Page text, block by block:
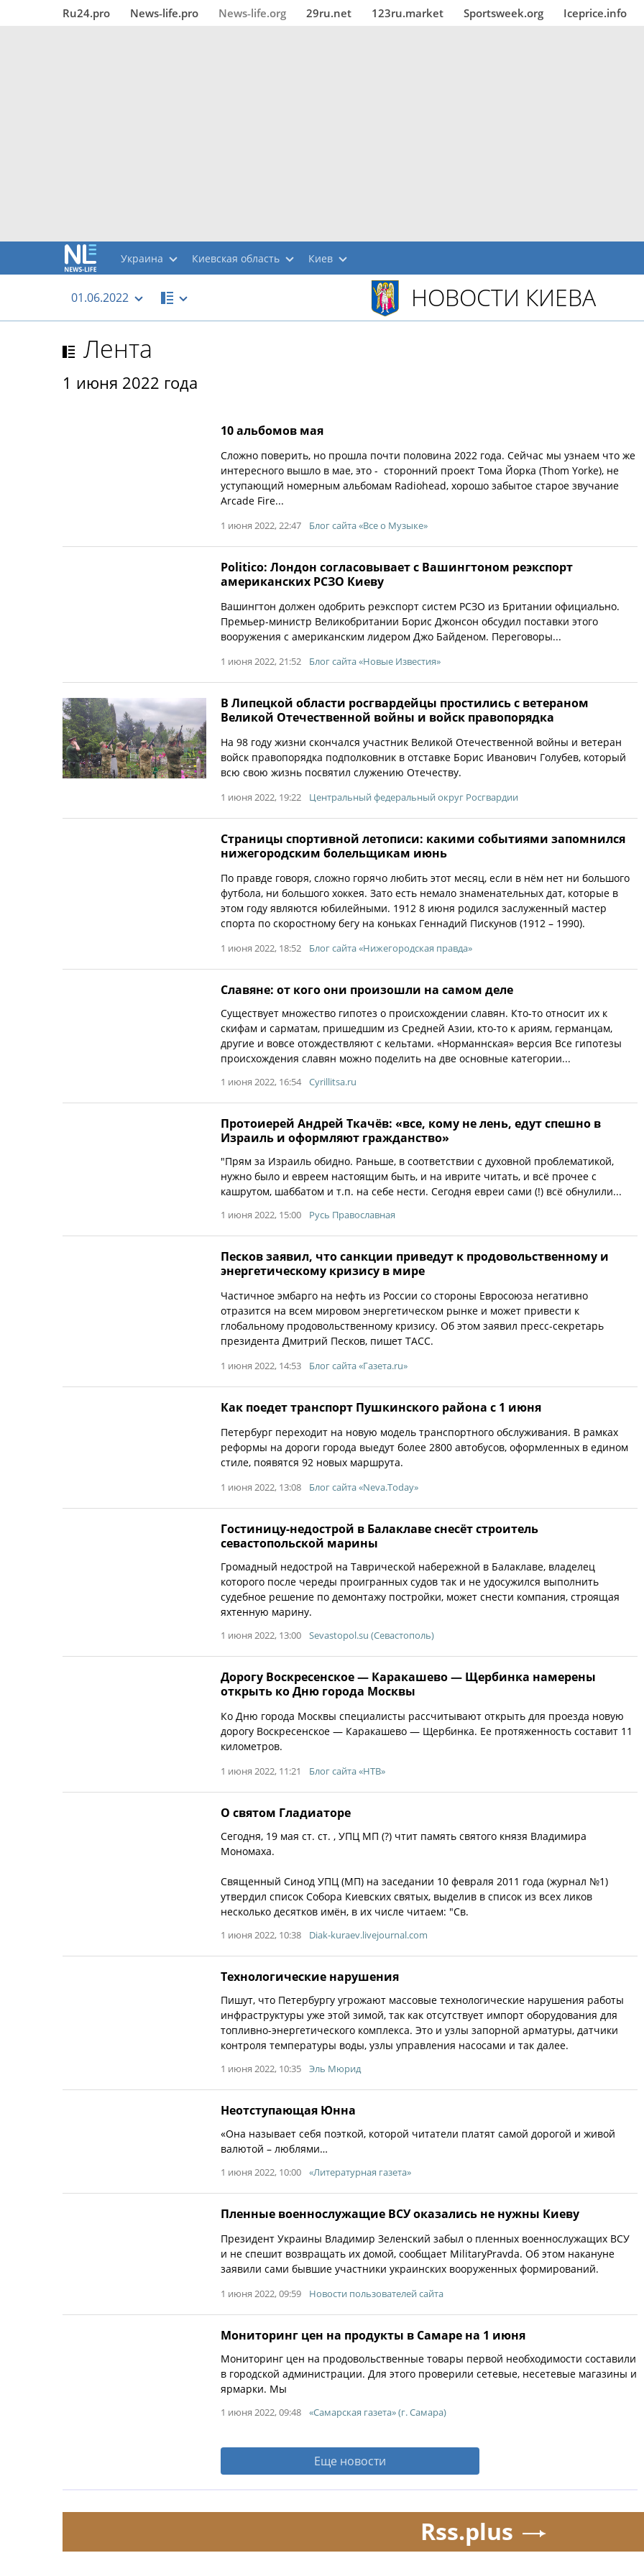
Ru24.pro News‑life.pro News‑life.org 29ru.net 123ru.market Sportsweek.org Iceprice.info
Украина Киевская область Киев
01.06.2022 НОВОСТИ КИЕВА
Лента
1 июня 2022 года
10 альбомов мая
Сложно поверить, но прошла почти половина 2022 года. Сейчас мы узнаем что же
интересного вышло в мае, это - сторонний проект Тома Йорка (Thom Yorke), не
уступающий номерным альбомам Radiohead, хорошо забытое старое звучание
Arcade Fire...
1 июня 2022, 22:47 Блог сайта «Все о Музыке»
Politico: Лондон согласовывает с Вашингтоном реэкспорт
американских РСЗО Киеву
Вашингтон должен одобрить реэкспорт систем РСЗО из Британии официально.
Премьер-министр Великобритании Борис Джонсон обсудил поставки этого
вооружения с американским лидером Джо Байденом. Переговоры...
1 июня 2022, 21:52 Блог сайта «Новые Известия»
В Липецкой области росгвардейцы простились с ветераном
Великой Отечественной войны и войск правопорядка
На 98 году жизни скончался участник Великой Отечественной войны и ветеран
войск правопорядка подполковник в отставке Борис Иванович Голубев, который
всю свою жизнь посвятил служению Отечеству.
1 июня 2022, 19:22 Центральный федеральный округ Росгвардии
Страницы спортивной летописи: какими событиями запомнился
нижегородским болельщикам июнь
По правде говоря, сложно горячо любить этот месяц, если в нём нет ни большого
футбола, ни большого хоккея. Зато есть немало знаменательных дат, которые в
этом году являются юбилейными. 1912 8 июня родился заслуженный мастер
спорта по скоростному бегу на коньках Геннадий Пискунов (1912 – 1990).
1 июня 2022, 18:52 Блог сайта «Нижегородская правда»
Славяне: от кого они произошли на самом деле
Существует множество гипотез о происхождении славян. Кто-то относит их к
скифам и сарматам, пришедшим из Средней Азии, кто-то к ариям, германцам,
другие и вовсе отождествляют с кельтами. «Норманнская» версия Все гипотезы
происхождения славян можно поделить на две основные категории...
1 июня 2022, 16:54 Cyrillitsa.ru
Протоиерей Андрей Ткачёв: «все, кому не лень, едут спешно в
Израиль и оформляют гражданство»
"Прям за Израиль обидно. Раньше, в соответствии с духовной проблематикой,
нужно было и евреем настоящим быть, и на иврите читать, и всё прочее с
кашрутом, шаббатом и т.п. на себе нести. Сегодня евреи сами (!) всё обнулили...
1 июня 2022, 15:00 Русь Православная
Песков заявил, что санкции приведут к продовольственному и
энергетическому кризису в мире
Частичное эмбарго на нефть из России со стороны Евросоюза негативно
отразится на всем мировом энергетическом рынке и может привести к
глобальному продовольственному кризису. Об этом заявил пресс-секретарь
президента Дмитрий Песков, пишет ТАСС.
1 июня 2022, 14:53 Блог сайта «Газета.ru»
Как поедет транспорт Пушкинского района с 1 июня
Петербург переходит на новую модель транспортного обслуживания. В рамках
реформы на дороги города выедут более 2800 автобусов, оформленных в едином
стиле, появятся 92 новых маршрута.
1 июня 2022, 13:08 Блог сайта «Neva.Today»
Гостиницу-недострой в Балаклаве снесёт строитель
севастопольской марины
Громадный недострой на Таврической набережной в Балаклаве, владелец
которого после череды проигранных судов так и не удосужился выполнить
судебное решение по демонтажу постройки, может снести компания, строящая
яхтенную марину.
1 июня 2022, 13:00 Sevastopol.su (Севастополь)
Дорогу Воскресенское — Каракашево — Щербинка намерены
открыть ко Дню города Москвы
Ко Дню города Москвы специалисты рассчитывают открыть для проезда новую
дорогу Воскресенское — Каракашево — Щербинка. Ее протяженность составит 11
километров.
1 июня 2022, 11:21 Блог сайта «НТВ»
О святом Гладиаторе
Сегодня, 19 мая ст. ст. , УПЦ МП (?) чтит память святого князя Владимира
Мономаха.
Священный Синод УПЦ (МП) на заседании 10 февраля 2011 года (журнал №1)
утвердил список Собора Киевских святых, выделив в список из всех ликов
несколько десятков имён, в их числе читаем: "Св.
1 июня 2022, 10:38 Diak-kuraev.livejournal.com
Технологические нарушения
Пишут, что Петербургу угрожают массовые технологические нарушения работы
инфраструктуры уже этой зимой, так как отсутствует импорт оборудования для
топливно-энергетического комплекса. Это и узлы запорной арматуры, датчики
контроля температуры воды, узлы управления насосами и так далее.
1 июня 2022, 10:35 Эль Мюрид
Неотступающая Юнна
«Она называет себя поэткой, которой читатели платят самой дорогой и живой
валютой – люблями…
1 июня 2022, 10:00 «Литературная газета»
Пленные военнослужащие ВСУ оказались не нужны Киеву
Президент Украины Владимир Зеленский забыл о пленных военнослужащих ВСУ
и не спешит возвращать их домой, сообщает MilitaryPravda. Об этом накануне
заявили сами бывшие участники украинских вооруженных формирований.
1 июня 2022, 09:59 Новости пользователей сайта
Мониторинг цен на продукты в Самаре на 1 июня
Мониторинг цен на продовольственные товары первой необходимости составили
в городской администрации. Для этого проверили сетевые, несетевые магазины и
ярмарки. Мы
1 июня 2022, 09:48 «Самарская газета» (г. Самара)
Еще новости
Rss.plus